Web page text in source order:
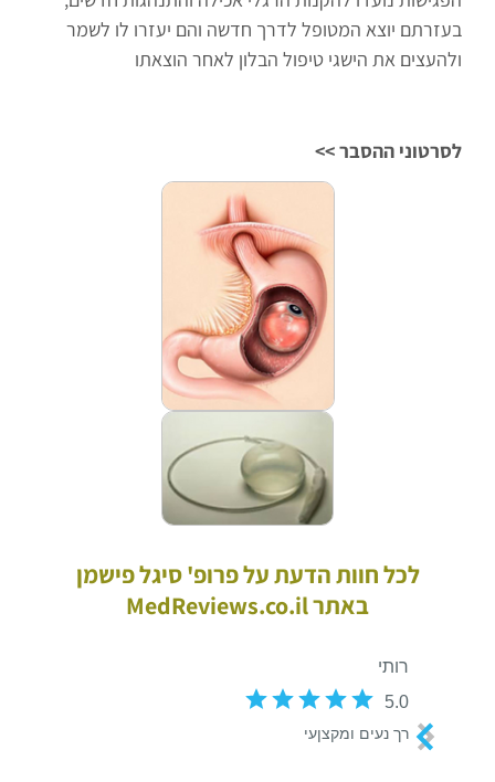
בעזרתם יוצא המטופל לדרך חדשה והם יעזרו לו לשמר
ולהעצים את הישגי טיפול הבלון לאחר הוצאתו
לסרטוני ההסבר >>
לכל חוות הדעת על פרופ' סיגל פישמן
באתר MedReviews.co.il